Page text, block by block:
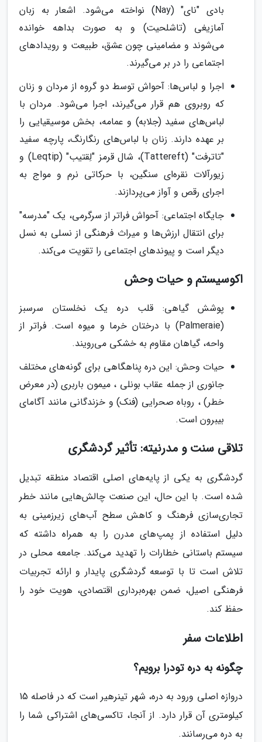
بادی "نای" (Nay) نواخته می‌شود. اشعار به زبان
آمازیغی (تاشلحیت) و به صورت بداهه خوانده
می‌شوند و مضامینی چون عشق، طبیعت و رویدادهای
اجتماعی را در بر می‌گیرند.
اجرا و لباس‌ها: آحواش توسط دو گروه از مردان و زنان
که روبروی هم قرار می‌گیرند، اجرا می‌شود. مردان با
لباس‌های سفید (جلابه) و عمامه، بخش موسیقیایی را
بر عهده دارند. زنان با لباس‌های رنگارنگ، پارچه سفید
"تاترفت" (Tattereft)، شال قرمز "لِقتیب" (Leqtip) و
زیورآلات نقره‌ای سنگین، با حرکاتی نرم و مواج به
اجرای رقص و آواز می‌پردازند.
جایگاه اجتماعی: آحواش فراتر از سرگرمی، یک "مدرسه"
برای انتقال ارزش‌ها و میراث فرهنگی از نسلی به نسل
دیگر است و پیوندهای اجتماعی را تقویت می‌کند.
اکوسیستم و حیات وحش
پوشش گیاهی: قلب دره یک نخلستان سرسبز
(Palmeraie) با درختان خرما و میوه است. فراتر از
واحه، گیاهان مقاوم به خشکی می‌رویند.
حیات وحش: این دره پناهگاهی برای گونه‌های مختلف
جانوری از جمله عقاب بونلی ، میمون باربری (در معرض
خطر) ، روباه صحرایی (فنک) و خزندگانی مانند آگامای
بیبرون است.
تلاقی سنت و مدرنیته: تأثیر گردشگری
گردشگری به یکی از پایه‌های اصلی اقتصاد منطقه تبدیل
شده است. با این حال، این صنعت چالش‌هایی مانند خطر
تجاری‌سازی فرهنگ و کاهش سطح آب‌های زیرزمینی به
دلیل استفاده از پمپ‌های مدرن را به همراه داشته که
سیستم باستانی خطارات را تهدید می‌کند. جامعه محلی در
تلاش است تا با توسعه گردشگری پایدار و ارائه تجربیات
فرهنگی اصیل، ضمن بهره‌برداری اقتصادی، هویت خود را
حفظ کند.
اطلاعات سفر
چگونه به دره تودرا برویم؟
دروازه اصلی ورود به دره، شهر تینرهیر است که در فاصله 15
کیلومتری آن قرار دارد. از آنجا، تاکسی‌های اشتراکی شما را
به دره می‌رسانند.